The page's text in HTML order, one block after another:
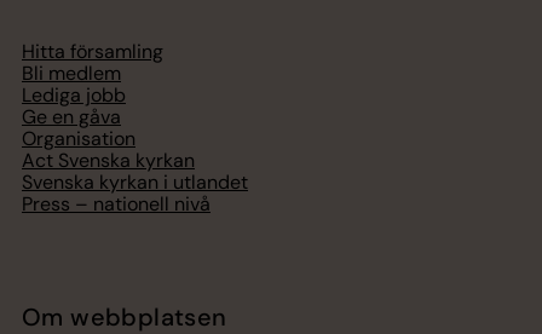
Hitta församling
Bli medlem
Lediga jobb
Ge en gåva
Organisation
Act Svenska kyrkan
Svenska kyrkan i utlandet
Press – nationell nivå
Om webbplatsen